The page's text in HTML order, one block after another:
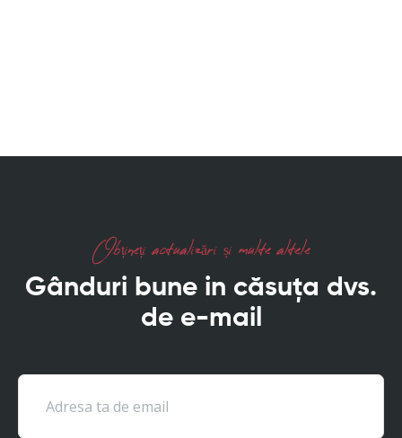
Obțineți actualizări și multe altele
Gânduri bune in căsuța dvs.
de e-mail